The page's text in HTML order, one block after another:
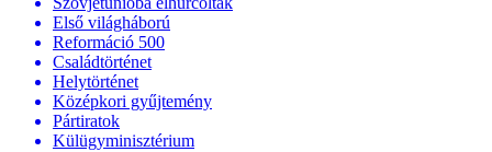
Első világháború
Reformáció 500
Családtörténet
Helytörténet
Középkori gyűjtemény
Pártiratok
Külügyminisztérium